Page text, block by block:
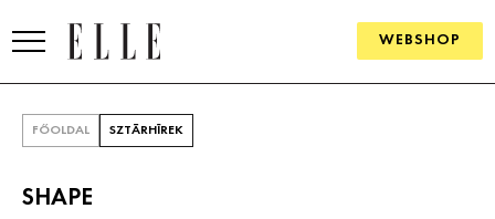
WEBSHOP
FŐOLDAL SZTÁRHÍREK
SHAPE